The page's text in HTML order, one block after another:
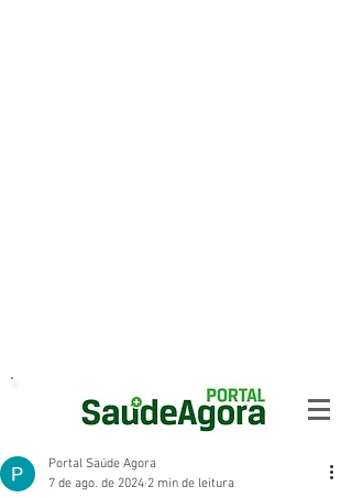
Portal Saúde Agora
7 de ago. de 2024 2 min de leitura